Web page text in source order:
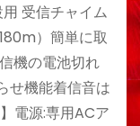
受信チャイム
）簡単に取
機の電池切れ
せ機能着信音は
電源:専用ACア